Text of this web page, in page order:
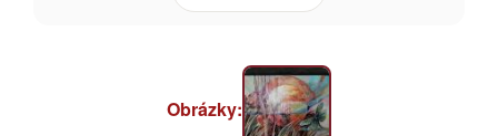
Obrázky: